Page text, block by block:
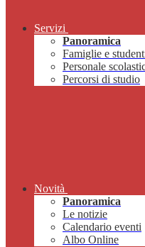
Servizi
Panoramica
Famiglie e
Personale
Percorsi di studio
Novità
Panoramica
Le notizie
Calendario eventi
Albo Online